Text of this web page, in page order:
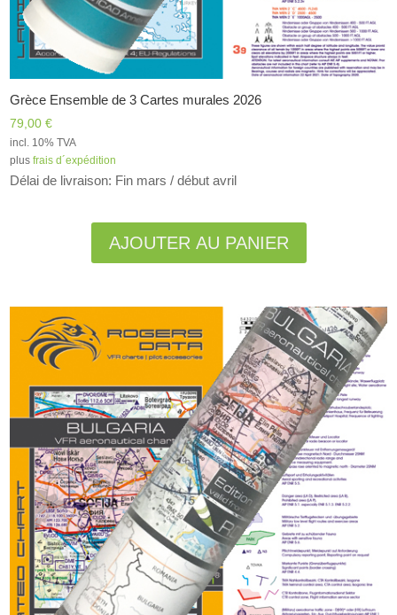
Grèce Ensemble de 3 Cartes murales 2026
79,00€
incl. 10% TVA
plusfrais d´expédition
Délai de livraison: Fin mars / début avril
AJOUTER AU PANIER